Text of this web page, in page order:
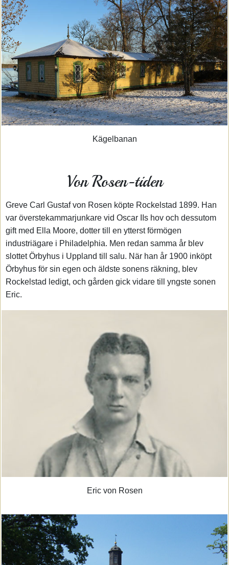
Kägelbanan
Von Rosen-tiden
Greve Carl Gustaf von Rosen köpte Rockelstad 1899. Han
var överstekammarjunkare vid Oscar IIs hov och dessutom
gift med Ella Moore, dotter till en ytterst förmögen
industriägare i Philadelphia. Men redan samma år blev
slottet Örbyhus i Uppland till salu. När han år 1900 inköpt
Örbyhus för sin egen och äldste sonens räkning, blev
Rockelstad ledigt, och gården gick vidare till yngste sonen
Eric.
Eric von Rosen